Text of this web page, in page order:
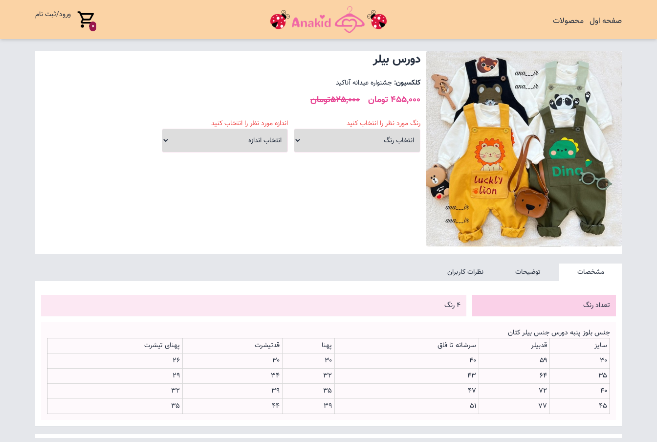
صفحه اول محصولات 0
ورود/ثبت نام
دورس بیلر
کلکسیون: جشنواره عیدانه آناکید
455,000 تومان 525,000تومان
رنگ مورد نظر را انتخاب کنید اندازه مورد نظر را انتخاب کنید
مشخصات توضیحات نظرات کاربران
تعداد رنگ 4 رنگ
جنس بلوز پنبه دورس جنس بیلر کتان
سایز
قدبیلر سرشانه تا فاق پهنا قدتیشرت
پهنای تیشرت
۳۰
۵۹ ۴۰ ۳۰ ۳۰
۲۶
۳۵
۶۴ ۴۳ ۳۲ ۳۴
۲۹
۴۰
۷۲ ۴۷ ۳۵ ۳۹
۳۲
۴۵
۷۷ 51 ۳۹ ۴۴ ۳۵